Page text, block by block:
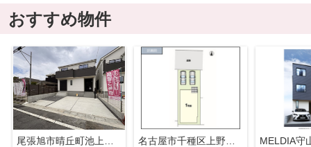
おすすめ物件
名古屋市千種区上野３期新築戸建